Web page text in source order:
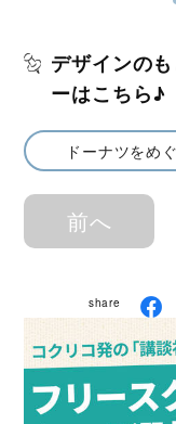
デザインの
ーはこちら♪
ドーナツをめ
前へ
share